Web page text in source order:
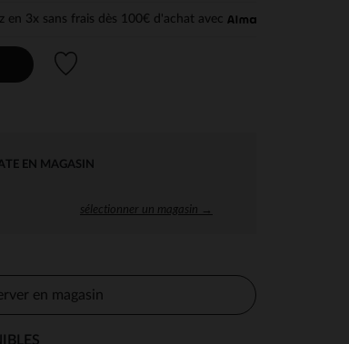
en 3x sans frais dès 100€ d'achat avec
EN MAGASIN
sélectionner un magasin →
en magasin